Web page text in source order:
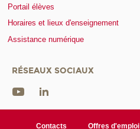
Portail élèves
Horaires et lieux d'enseignement
Assistance numérique
RÉSEAUX SOCIAUX
Contacts Offres d'emploi